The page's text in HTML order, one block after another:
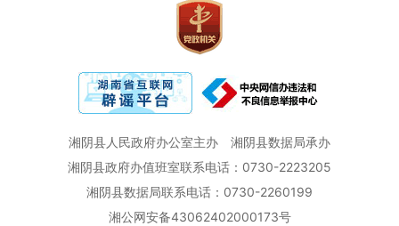
湘阴县人民政府办公室主办
湘阴县数据局承办
湘阴县政府办值班室联系电话：0730-2223205
湘阴县数据局联系电话：0730-2260199
湘公网安备43062402000173号